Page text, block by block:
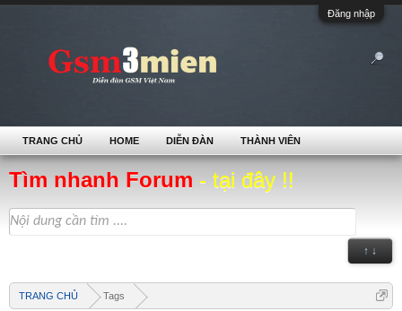
Đăng nhập
Tìm nhanh Forum - tại đây !!
↑ ↓
TRANG CHỦ Tags
TRANG CHỦ HOME DIỄN ĐÀN THÀNH VIÊN